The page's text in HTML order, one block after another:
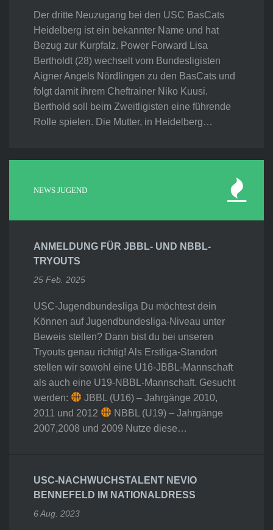
Der dritte Neuzugang bei den USC BasCats
Heidelberg ist ein bekannter Name und hat
Bezug zur Kurpfalz. Power Forward Lisa
Bertholdt (28) wechselt vom Bundesligisten
Aigner Angels Nördlingen zu den BasCats und
folgt damit ihrem Cheftrainer Niko Kuusi.
Berthold soll beim Zweitligisten eine führende
Rolle spielen. Die Mutter, in Heidelberg…
NEWS JUGEND
ANMELDUNG FÜR JBBL- UND NBBL-
TRYOUTS
25 Feb. 2025
USC-Jugendbundesliga Du möchtest dein
Können auf Jugendbundesliga-Niveau unter
Beweis stellen? Dann bist du bei unseren
Tryouts genau richtig! Als Erstliga-Standort
stellen wir sowohl eine U16-JBBL-Mannschaft
als auch eine U19-NBBL-Mannschaft. Gesucht
werden:
JBBL (U16) – Jahrgänge 2010,
2011 und 2012
NBBL (U19) – Jahrgänge
2007,2008 und 2009 Nutze diese…
USC-NACHWUCHSTALENT NEVIO
BENNEFELD IM NATIONALDRESS
6 Aug. 2023